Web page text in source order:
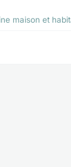
maison et